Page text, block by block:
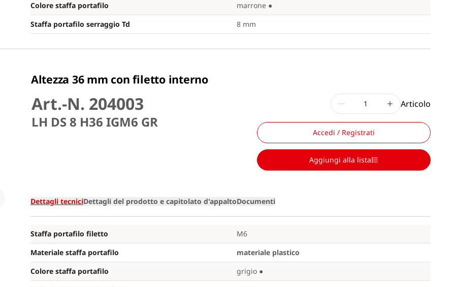
Colore staffa portafilo
marrone ●
Staffa portafilo serraggio Td
8 mm
Altezza 36 mm con filetto interno
Art.-N. 204003
LH DS 8 H36 IGM6 GR
Loading
Articolo
Accedi / Registrati
Aggiungi alla lista
Dettagli tecniciDettagli del prodotto e capitolato d'appaltoDocumenti
Staffa portafilo filetto
M6
Materiale staffa portafilo
materiale plastico
Colore staffa portafilo
grigio ●